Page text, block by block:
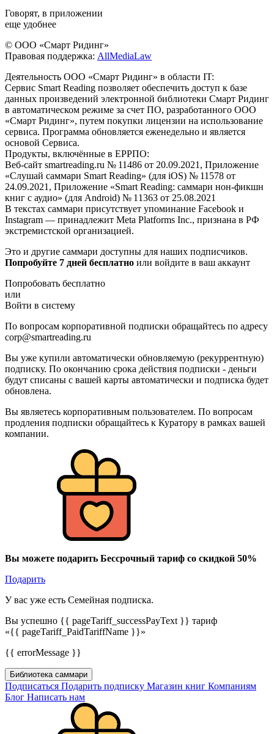
Говорят, в приложении
еще удобнее
© ООО «Смарт Ридинг»
Правовая поддержка: AllMediaLaw
Деятельность ООО «Смарт Ридинг» в области IT:
Сервис Smart Reading позволяет обеспечить доступ к базе
данных произведений электронной библиотеки Смарт Ридинг
в автоматическом режиме за счет ПО, разработанного ООО
«Смарт Ридинг», путем покупки лицензии на использование
сервиса. Программа обновляется еженедельно и является
основой Сервиса.
Продукты, включённые в ЕРРПО:
Веб-сайт smartreading.ru № 11486 от 20.09.2021, Приложение
«Слушай саммари Smart Reading» (для iOS) № 11578 от
24.09.2021, Приложение «Smart Reading: саммари нон-фикшн
книг с аудио» (для Android) № 11363 от 25.08.2021
В текстах саммари присутствует упоминание Facebook и
Instagram — принадлежит Meta Platforms Inc., признана в РФ
экстремистской организацией.
Это и другие саммари доступны для наших подписчиков.
Попробуйте 7 дней бесплатно или войдите в ваш аккаунт
Попробовать бесплатно
или
Войти в систему
По вопросам корпоративной подписки обращайтесь по адресу
corp@smartreading.ru
Вы уже купили автоматически обновляемую (рекуррентную)
подписку. По окончанию срока действия подписки - деньги
будут списаны с вашей карты автоматически и подписка будет
обновлена.
Вы являетесь корпоративным пользователем. По вопросам
продления подписки обращайтесь к Куратору в рамках вашей
компании.
Вы можете подарить Бессрочный тариф со скидкой 50%
Подарить
У вас уже есть Семейная подписка.
Вы успешно {{ pageTariff_successPayText }} тариф
«{{ pageTariff_PaidTariffName }}»
{{ errorMessage }}
Библиотека саммари
Подписаться Подарить подписку Магазин книг Компаниям
Блог Написать нам